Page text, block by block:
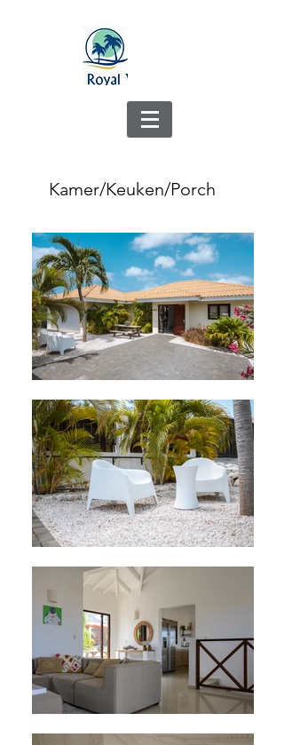
Kamer/Keuken/Porch